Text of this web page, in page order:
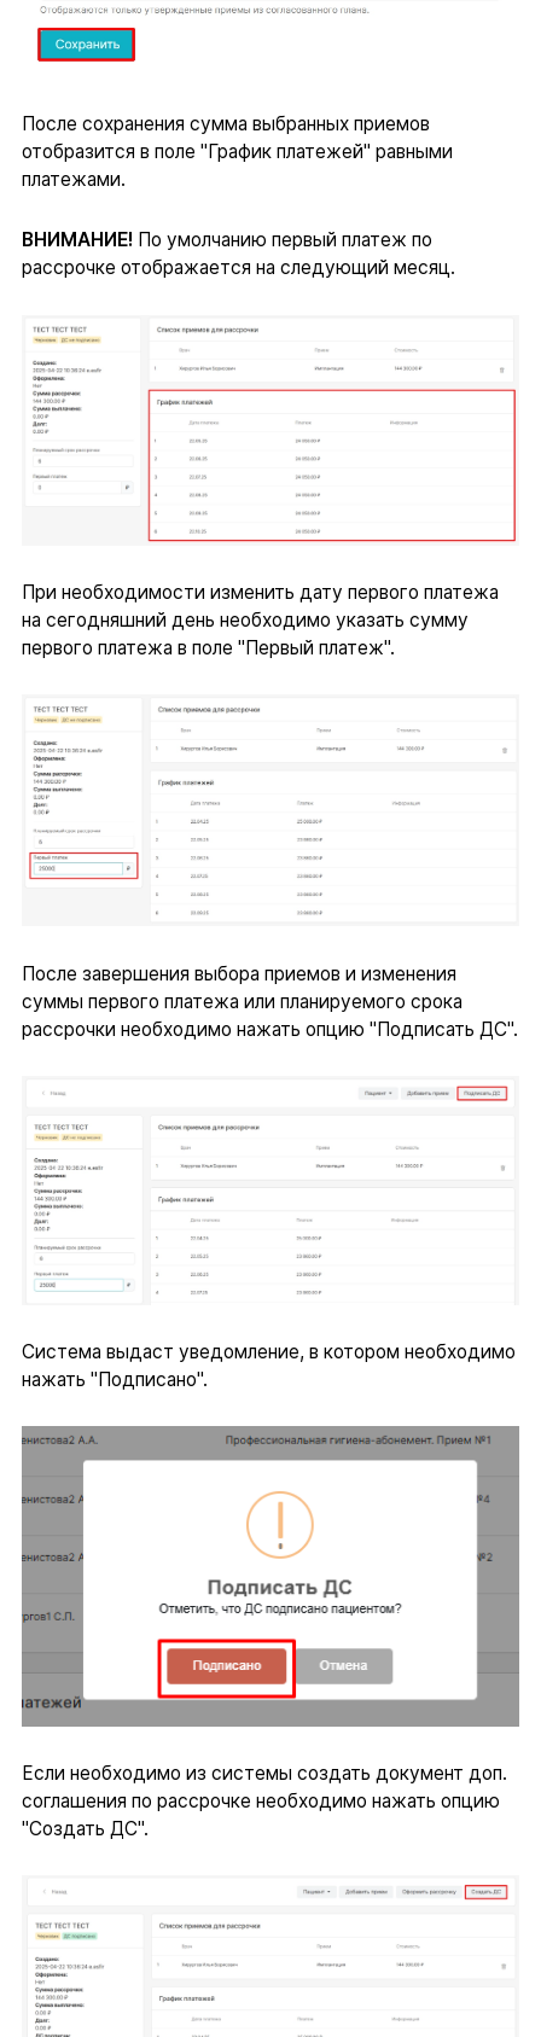
После сохранения сумма выбранных приемов
отобразится в поле "График платежей" равными
платежами.
ВНИМАНИЕ! По умолчанию первый платеж по
рассрочке отображается на следующий месяц.
При необходимости изменить дату первого платежа
на сегодняшний день необходимо указать сумму
первого платежа в поле "Первый платеж".
После завершения выбора приемов и изменения
суммы первого платежа или планируемого срока
рассрочки необходимо нажать опцию "Подписать ДС".
Система выдаст уведомление, в котором необходимо
нажать "Подписано".
Если необходимо из системы создать документ доп.
соглашения по рассрочке необходимо нажать опцию
"Создать ДС".